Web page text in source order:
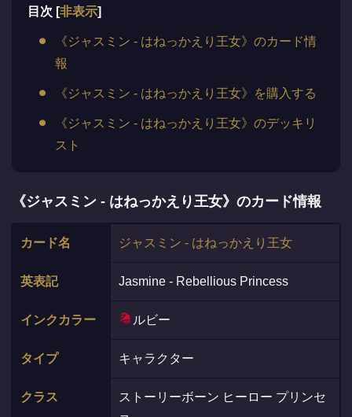
目次 [非表示]
《ジャスミン - はねっかえり王女》のカード情
報
《ジャスミン - はねっかえり王女》を購入する
《ジャスミン - はねっかえり王女》のデッキリ
スト
《ジャスミン - はねっかえり王女》のカード情報
カード名 ジャスミン - はねっかえり王女
英表記 Jasmine - Rebellious Princess
インクカラー ルビー
タイプ キャラクター
クラス
ストーリーボーン ヒーロー プリンセ